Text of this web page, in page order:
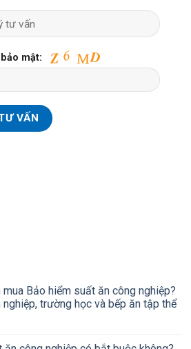
mật:
Bảo hiểm suất ăn công nghiệp?
nghiệp, trường học và bếp ăn tập thể